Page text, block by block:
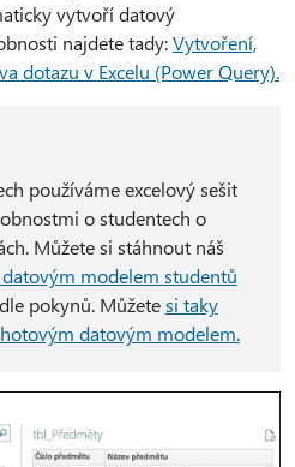
vytvoří datový
najdete tady:Vytvoření,
dotazu v Excelu (Power Query).
používáme excelový sešit
o studentech o
Můžete si stáhnout náš
modelem studentů
pokynů. Můžetesi taky
datovým modelem.